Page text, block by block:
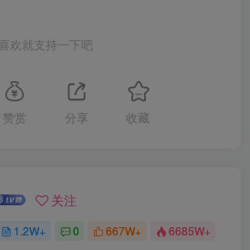
喜欢就支持一下吧
赞赏 分享 收藏
关注
1.2W+ 0 667W+ 6685W+